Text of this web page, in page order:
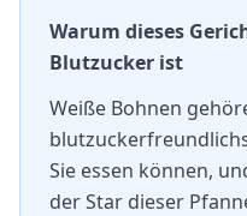
Warum dieses
Blutzucker ist
Weiße Bohnen
Sie essen können,
der Star dieser